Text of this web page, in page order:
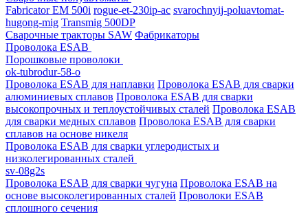
Fabricator EM 500i rogue-et-230ip-ac svarochnyij-poluavtomat-
hugong-mig Transmig 500DP
Сварочные тракторы SAW Фабрикаторы
Проволока ESAB
Порошковые проволоки
ok-tubrodur-58-o
Проволока ESAB для наплавки Проволока ESAB для сварки
алюминиевых сплавов Проволока ESAB для сварки
высокопрочных и теплоустойчивых сталей Проволока ESAB
для сварки медных сплавов Проволока ESAB для сварки
сплавов на основе никеля
Проволока ESAB для сварки углеродистых и
низколегированных сталей
sv-08g2s
Проволока ESAB для сварки чугуна Проволока ESAB на
основе высоколегированных сталей Проволоки ESAB
сплошного сечения